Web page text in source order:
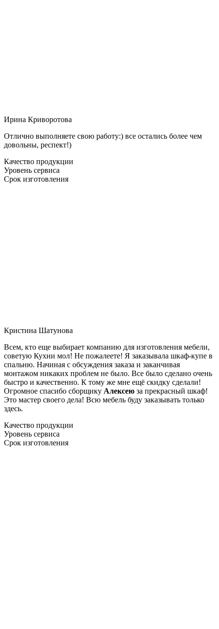
Ирина Криворотова
Отлично выполняете свою работу:) все остались более чем
довольны, респект!)
Качество продукции
Уровень сервиса
Срок изготовления
Кристина Шатунова
Всем, кто еще выбирает компанию для изготовления мебели,
советую Кухни мол! Не пожалеете! Я заказывала шкаф-купе в
спальню. Начиная с обсуждения заказа и заканчивая
монтажом никаких проблем не было. Все было сделано очень
быстро и качественно. К тому же мне ещё скидку сделали!
Огромное спасибо сборщику Алексею за прекрасный шкаф!
Это мастер своего дела! Всю мебель буду заказывать только
здесь.
Качество продукции
Уровень сервиса
Срок изготовления